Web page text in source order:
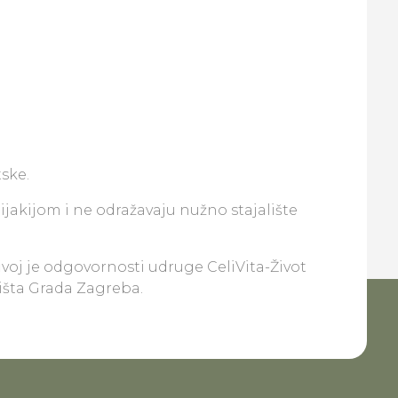
i ne odražavaju nužno stajalište
je odgovornosti udruge CeliVita-Život
Grada Zagreba.